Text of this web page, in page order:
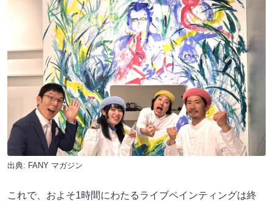
出典: FANY マガジン
これで、およそ1時間にわたるライブペインティングは終